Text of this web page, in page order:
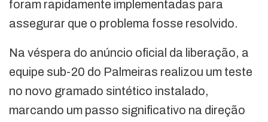
foram rapidamente implementadas para
assegurar que o problema fosse resolvido.
Na véspera do anúncio oficial da liberação, a
equipe sub-20 do Palmeiras realizou um teste
no novo gramado sintético instalado,
marcando um passo significativo na direção